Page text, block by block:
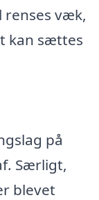
renses væk,
kan sættes
på
Særligt,
blevet